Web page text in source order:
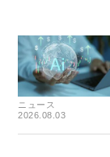
ニュース
2026.08.03